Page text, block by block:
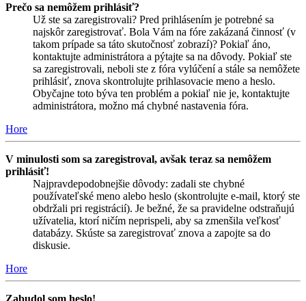
Prečo sa nemôžem prihlásiť?
Už ste sa zaregistrovali? Pred prihlásením je potrebné sa
najskôr zaregistrovať. Bola Vám na fóre zakázaná činnosť (v
takom prípade sa táto skutočnosť zobrazí)? Pokiaľ áno,
kontaktujte administrátora a pýtajte sa na dôvody. Pokiaľ ste
sa zaregistrovali, neboli ste z fóra vylúčení a stále sa nemôžete
prihlásiť, znova skontrolujte prihlasovacie meno a heslo.
Obyčajne toto býva ten problém a pokiaľ nie je, kontaktujte
administrátora, možno má chybné nastavenia fóra.
Hore
V minulosti som sa zaregistroval, avšak teraz sa nemôžem
prihlásiť!
Najpravdepodobnejšie dôvody: zadali ste chybné
používateľské meno alebo heslo (skontrolujte e-mail, ktorý ste
obdržali pri registrácií). Je bežné, že sa pravidelne odstraňujú
užívatelia, ktorí ničím neprispeli, aby sa zmenšila veľkosť
databázy. Skúste sa zaregistrovať znova a zapojte sa do
diskusie.
Hore
Zabudol som heslo!